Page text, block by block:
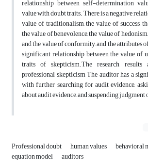
relationship between self-determination
value with doubt traits. There is a negative
value of traditionalism, the value of success,
the value of benevolence, the value of
and the value of conformity, and the attributes
significant relationship between the value of
traits of skepticism.The research results
professional skepticism The auditor has a
with further searching for audit evidence,
about audit evidence, and suspending
Professional doubt human values behavioral
equation model auditors